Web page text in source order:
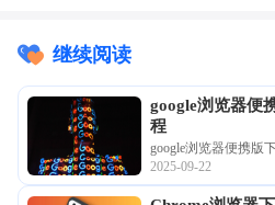
继续阅读
google浏览器便
程
google浏览器便携版
解详细操作方法，帮
2025-09-22